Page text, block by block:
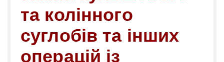
та колінного
суглобів та інших
операцій із